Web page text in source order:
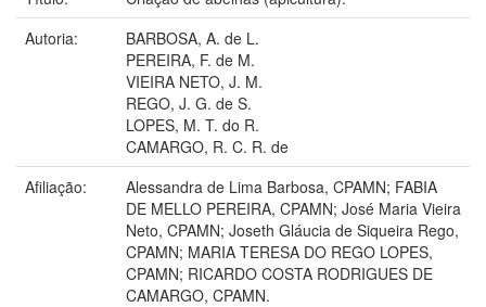
Autoria:
BARBOSA, A. de L.
PEREIRA, F. de M.
VIEIRA NETO, J. M.
REGO, J. G. de S.
LOPES, M. T. do R.
CAMARGO, R. C. R. de
Afiliação:
Alessandra de Lima Barbosa, CPAMN; FABIA
DE MELLO PEREIRA, CPAMN; José Maria Vieira
Neto, CPAMN; Joseth Gláucia de Siqueira Rego,
CPAMN; MARIA TERESA DO REGO LOPES,
CPAMN; RICARDO COSTA RODRIGUES DE
CAMARGO, CPAMN.